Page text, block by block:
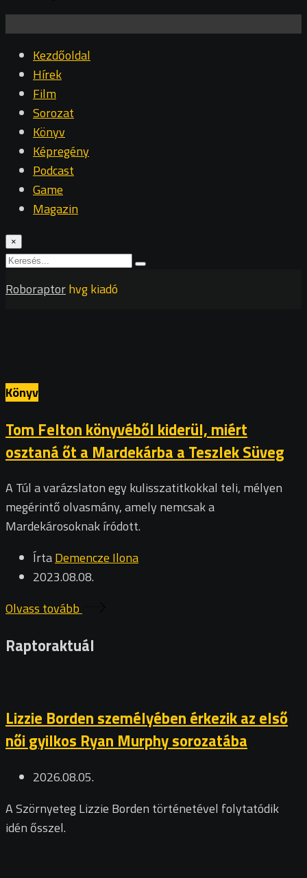
Kezdőoldal
Hírek
Film
Sorozat
Könyv
Képregény
Podcast
Game
Magazin
×
Roboraptorhvg kiadó
Könyv
Tom Felton könyvéből kiderül, miért
osztaná őt a Mardekárba a Teszlek Süveg
A Túl a varázslaton egy kulisszatitkokkal teli, mélyen
megérintő olvasmány, amely nemcsak a
Mardekárosoknak íródott.
ÍrtaDemencze Ilona
2023.08.08.
Olvass tovább
Raptoraktuál
Lizzie Borden személyében érkezik az első
női gyilkos Ryan Murphy sorozatába
2026.08.05.
A Szörnyeteg Lizzie Borden történetével folytatódik
idén ősszel.